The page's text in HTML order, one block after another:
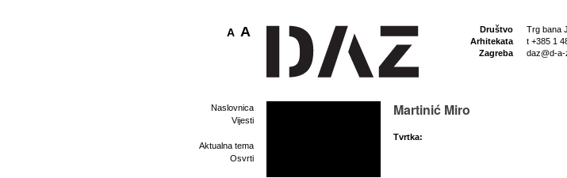
Društvo
Arhitekata
Zagreba
Trg bana
t +385 1
daz@d-
A A
Naslovnica
Vijesti
Aktualna tema
Osvrti
Martinić Miro
Tvrtka: